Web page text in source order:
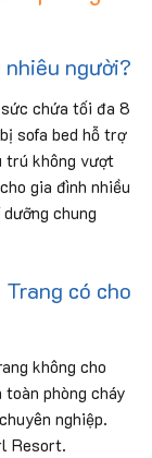
người?
chứa tối đa 8
sofa bed hỗ trợ
trú không vượt
gia đình nhiều
chung
có cho
không cho
toàn phòng cháy
nghiệp.
Resort.